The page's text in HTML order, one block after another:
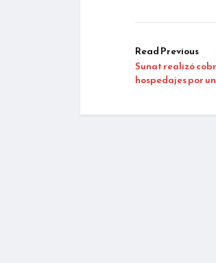
Read Previous
Sunat realizó
hospedajes por